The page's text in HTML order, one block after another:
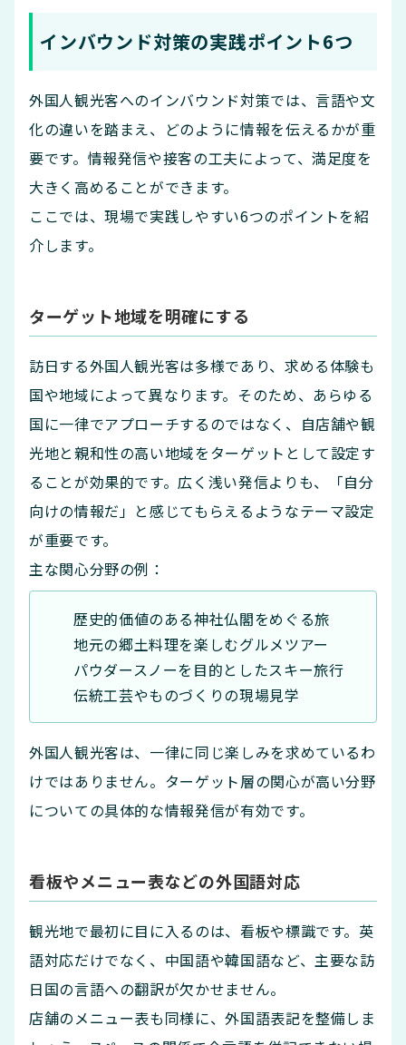
インバウンド対策の実践ポイント6つ
外国人観光客へのインバウンド対策では、言語や文
化の違いを踏まえ、どのように情報を伝えるかが重
要です。情報発信や接客の工夫によって、満足度を
大きく高めることができます。
ここでは、現場で実践しやすい6つのポイントを紹
介します。
ターゲット地域を明確にする
訪日する外国人観光客は多様であり、求める体験も
国や地域によって異なります。そのため、あらゆる
国に一律でアプローチするのではなく、自店舗や観
光地と親和性の高い地域をターゲットとして設定す
ることが効果的です。広く浅い発信よりも、「自分
向けの情報だ」と感じてもらえるようなテーマ設定
が重要です。
主な関心分野の例：
歴史的価値のある神社仏閣をめぐる旅
地元の郷土料理を楽しむグルメツアー
パウダースノーを目的としたスキー旅行
伝統工芸やものづくりの現場見学
外国人観光客は、一律に同じ楽しみを求めているわ
けではありません。ターゲット層の関心が高い分野
についての具体的な情報発信が有効です。
看板やメニュー表などの外国語対応
観光地で最初に目に入るのは、看板や標識です。英
語対応だけでなく、中国語や韓国語など、主要な訪
日国の言語への翻訳が欠かせません。
店舗のメニュー表も同様に、外国語表記を整備しま